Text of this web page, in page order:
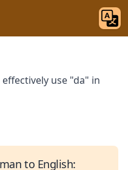
use "da" in
to English: